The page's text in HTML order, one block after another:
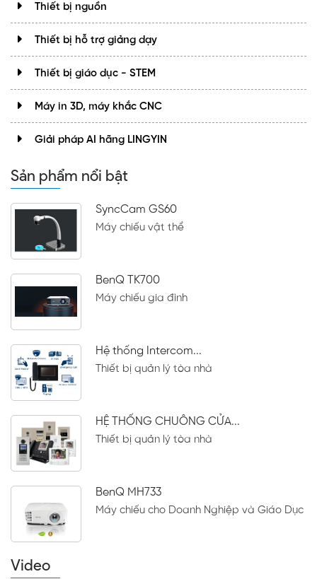
Thiết bị nguồn
Thiết bị hỗ trợ giảng dạy
Thiết bị giáo dục - STEM
Máy in 3D, máy khắc CNC
Giải pháp AI hãng LINGYIN
Sản phẩm nổi bật
SyncCam GS60
Máy chiếu vật thể
BenQ TK700
Máy chiếu gia đình
Hệ thống Intercom...
Thiết bị quản lý tòa nhà
HỆ THỐNG CHUÔNG CỬA...
Thiết bị quản lý tòa nhà
BenQ MH733
Máy chiếu cho Doanh Nghiệp và Giáo Dục
Video